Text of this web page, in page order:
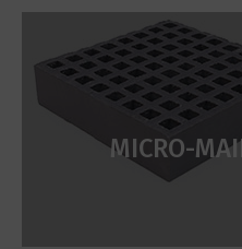
MICRO-